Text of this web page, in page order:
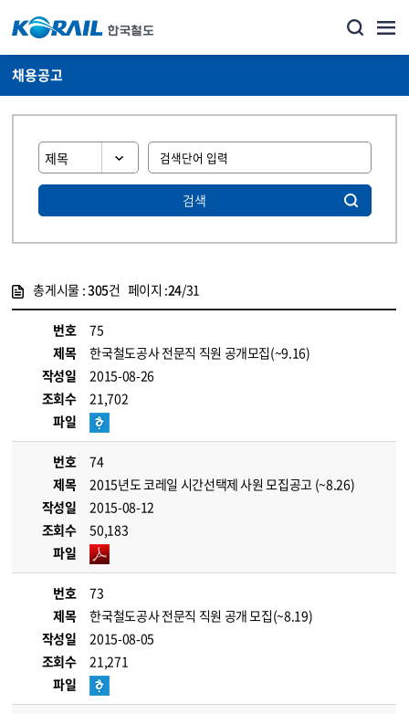
채용공고
검색
총게시물 :305건 페이지 :24/31
번호
75
제목
한국철도공사 전문직 직원 공개모집(~9.16)
작성일
2015-08-26
조회수
21,702
파일
번호
74
제목
2015년도 코레일 시간선택제 사원 모집공고 (~8.26)
작성일
2015-08-12
조회수
50,183
파일
번호
73
제목
한국철도공사 전문직 직원 공개 모집(~8.19)
작성일
2015-08-05
조회수
21,271
파일